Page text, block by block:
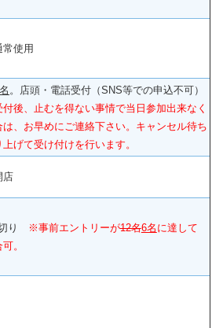
使用
。店頭・電話受付（SNS等での申込不可）
後、止むを得ない事情で当日参加出来なく
は、お早めにご連絡下さい。キャンセル待ち
げて受け付けを行います。
店
り ※事前エントリーが12名6名 に達して
。